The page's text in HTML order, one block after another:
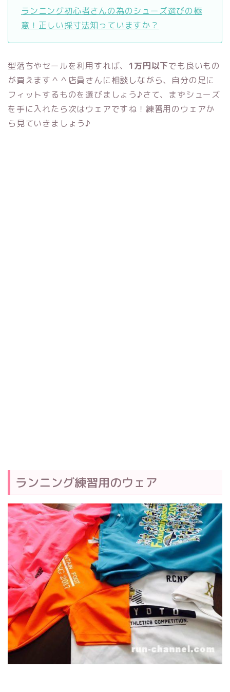
ランニング初心者さんの為のシューズ選びの極
意！正しい採寸法知っていますか？
型落ちやセールを利用すれば、 1万円以下でも良いもの
が買えます＾＾店員さんに相談しながら、自分の足に
フィットするものを選びましょう♪さて、まずシューズ
を手に入れたら次はウェアですね！練習用のウェアか
ら見ていきましょう♪
ランニング練習用のウェア